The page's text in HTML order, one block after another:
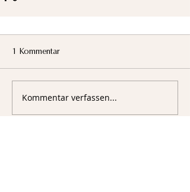
1 Kommentar
Kommentar verfassen...